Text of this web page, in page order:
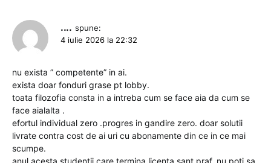
.... spune:
4 iulie 2026 la 22:32
nu exista ” competente” in ai.
exista doar fonduri grase pt lobby.
toata filozofia consta in a intreba cum se face aia da cum se
face aialalta .
efortul individual zero .progres in gandire zero. doar solutii
livrate contra cost de ai uri cu abonamente din ce in ce mai
scumpe.
anul acesta studentii care termina licenta sant praf. nu poti sa